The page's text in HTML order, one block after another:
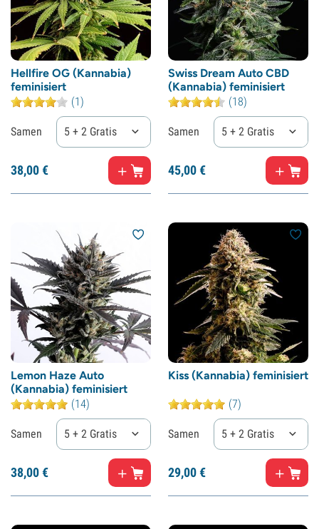
Hellfire OG (Kannabia)
feminisiert
(1)
Samen 5 + 2 Gratis
38,00€
Swiss Dream Auto CBD
(Kannabia) feminisiert
(18)
Samen 5 + 2 Gratis
45,00€
Lemon Haze Auto
(Kannabia) feminisiert
(14)
Samen 5 + 2 Gratis
38,00€
Kiss (Kannabia) feminisiert
(7)
Samen 5 + 2 Gratis
29,00€